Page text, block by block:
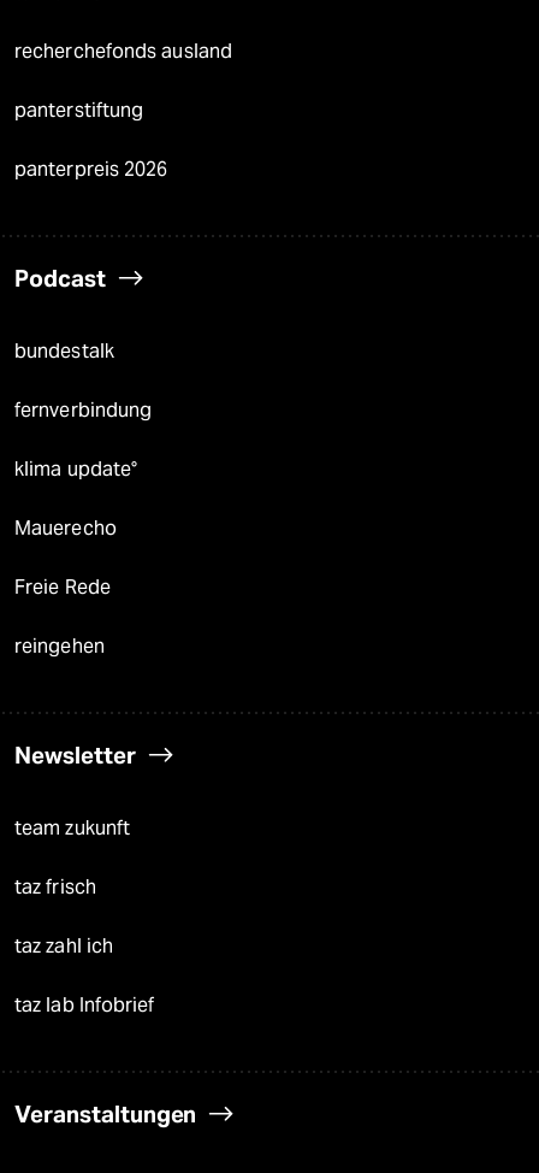
recherchefonds ausland
panterstiftung
panterpreis 2026
Podcast
bundestalk
fernverbindung
klima update°
Mauerecho
Freie Rede
reingehen
Newsletter
team zukunft
taz frisch
taz zahl ich
taz lab Infobrief
Veranstaltungen